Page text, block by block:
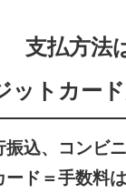
支払方法
ットカー
振込、コンビ
ード＝手数料